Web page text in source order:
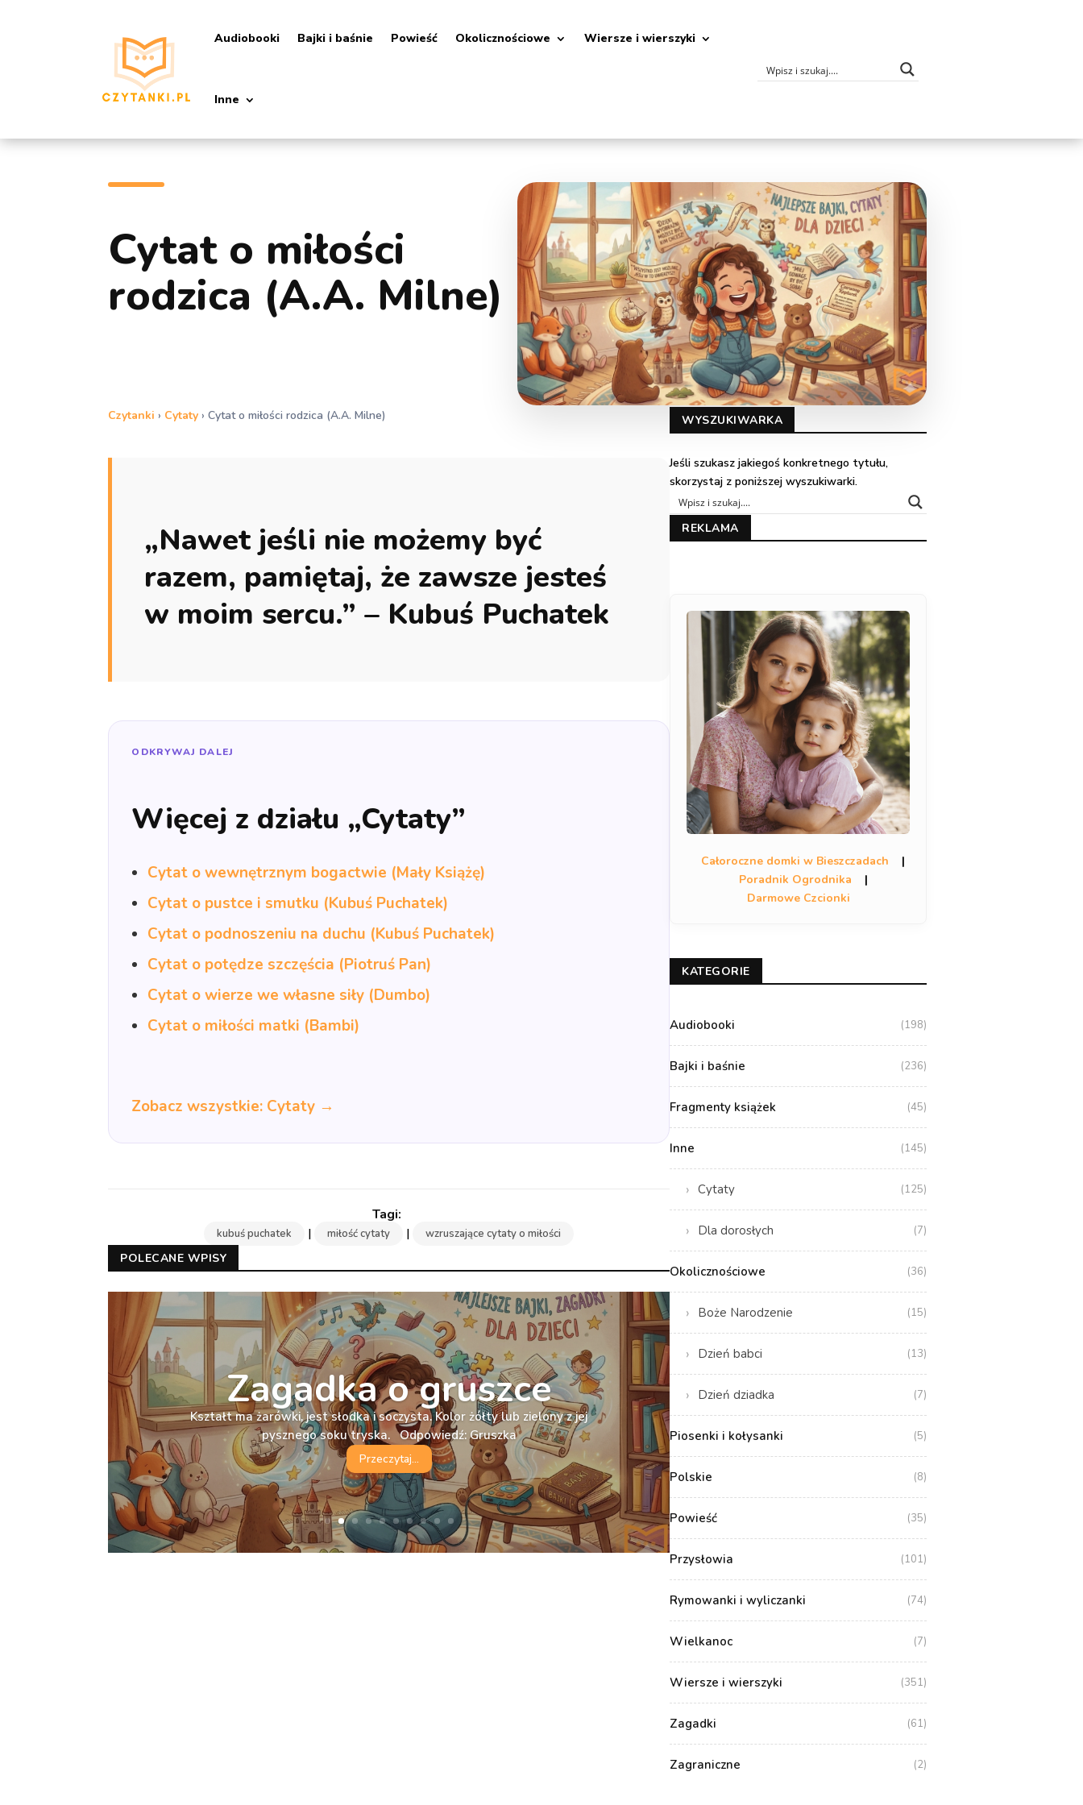
Audiobooki Bajki i baśnie Powieść Okolicznościowe Wiersze i wierszyki
Inne
Cytat o miłości
rodzica (A.A. Milne)
Czytanki › Cytaty ›Cytat o miłości rodzica (A.A. Milne)
„Nawet jeśli nie możemy być
razem, pamiętaj, że zawsze jesteś
w moim sercu.” – Kubuś Puchatek
ODKRYWAJ DALEJ
Więcej z działu „Cytaty”
Cytat o wewnętrznym bogactwie (Mały Książę)
Cytat o pustce i smutku (Kubuś Puchatek)
Cytat o podnoszeniu na duchu (Kubuś Puchatek)
Cytat o potędze szczęścia (Piotruś Pan)
Cytat o wierze we własne siły (Dumbo)
Cytat o miłości matki (Bambi)
Zobacz wszystkie: Cytaty →
kubuś puchatek | miłość cytaty | wzruszające cytaty o miłości
POLECANE WPISY
Zagadka o gruszce
Kształt ma żarówki, jest słodka i soczysta. Kolor żółty lub zielony z jej
pysznego soku tryska. Odpowiedź: Gruszka
Przeczytaj...
WYSZUKIWARKA
Jeśli szukasz jakiegoś konkretnego tytułu,
skorzystaj z poniższej wyszukiwarki.
REKLAMA
Całoroczne domki w Bieszczadach
|
Poradnik Ogrodnika
|
Darmowe Czcionki
KATEGORIE
Audiobooki (198)
Bajki i baśnie (236)
Fragmenty książek (45)
Inne (145)
Cytaty (125)
Dla dorosłych (7)
Okolicznościowe (36)
Boże Narodzenie (15)
Dzień babci (13)
Dzień dziadka (7)
Piosenki i kołysanki (5)
Polskie (8)
Powieść (35)
Przysłowia (101)
Rymowanki i wyliczanki (74)
Wielkanoc (7)
Wiersze i wierszyki (351)
Zagadki (61)
Zagraniczne (2)